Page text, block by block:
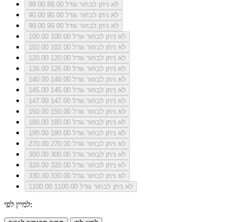
89.00
לא ניתן לבחור גודל 89.00
90.00
לא ניתן לבחור גודל 90.00
99.00
לא ניתן לבחור גודל 99.00
100.00
לא ניתן לבחור גודל 100.00
102.00
לא ניתן לבחור גודל 102.00
120.00
לא ניתן לבחור גודל 120.00
126.00
לא ניתן לבחור גודל 126.00
140.00
לא ניתן לבחור גודל 140.00
145.00
לא ניתן לבחור גודל 145.00
147.00
לא ניתן לבחור גודל 147.00
150.00
לא ניתן לבחור גודל 150.00
180.00
לא ניתן לבחור גודל 180.00
190.00
לא ניתן לבחור גודל 190.00
270.00
לא ניתן לבחור גודל 270.00
300.00
לא ניתן לבחור גודל 300.00
320.00
לא ניתן לבחור גודל 320.00
330.00
לא ניתן לבחור גודל 330.00
1100.00
לא ניתן לבחור גודל 1100.00
למיין לפי: